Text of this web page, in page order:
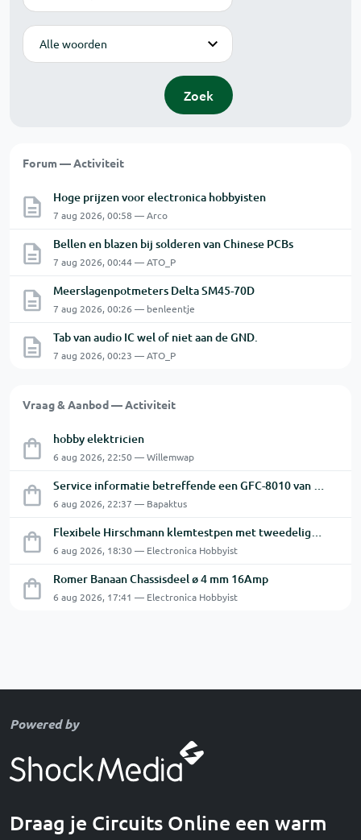
Modus
Zoek
Forum — Activiteit
Hoge prijzen voor electronica hobbyisten
7 aug 2026, 00:58 — Arco
Bellen en blazen bij solderen van Chinese PCBs
7 aug 2026, 00:44 — ATO_P
Meerslagenpotmeters Delta SM45-70D
7 aug 2026, 00:26 — benleentje
Tab van audio IC wel of niet aan de GND.
7 aug 2026, 00:23 — ATO_P
Vraag & Aanbod — Activiteit
hobby elektricien
6 aug 2026, 22:50 — Willemwap
Service informatie betreffende een GFC-8010 van GW
6 aug 2026, 22:37 — Bapaktus
Flexibele Hirschmann klemtestpen met tweedelige klem.
6 aug 2026, 18:30 — Electronica Hobbyist
Romer Banaan Chassisdeel ø 4 mm 16Amp
6 aug 2026, 17:41 — Electronica Hobbyist
Powered by
Draag je Circuits Online een warm